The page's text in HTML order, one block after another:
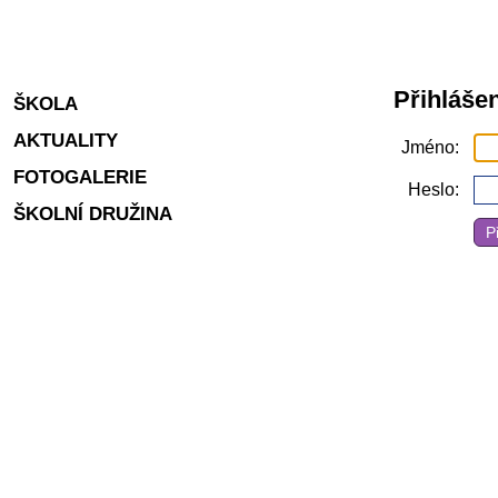
Jméno
Heslo
ŠKOLA
AKTUALITY
FOTOGALERIE
ŠKOLNÍ DRUŽINA